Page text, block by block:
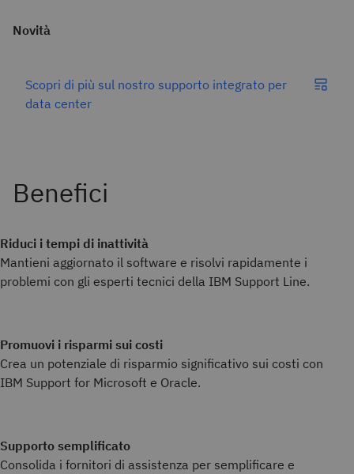
Novità
Scopri di più sul nostro supporto integrato per
data center
Riduci i tempi di inattività
Mantieni aggiornato il software e risolvi rapidamente i
problemi con gli esperti tecnici della IBM Support Line.
Promuovi i risparmi sui costi
Crea un potenziale di risparmio significativo sui costi con
IBM Support for Microsoft e Oracle.
Supporto semplificato
Consolida i fornitori di assistenza per semplificare e